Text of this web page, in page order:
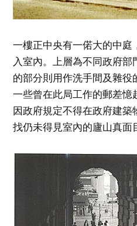
一樓正中央有一偌大的中庭
入室內。上層為不同政府
的部分則用作洗手間及雜役
一些曾在此局工作的郵差憶
因政府規定不得在政府建
找仍未得見室內的廬山真面